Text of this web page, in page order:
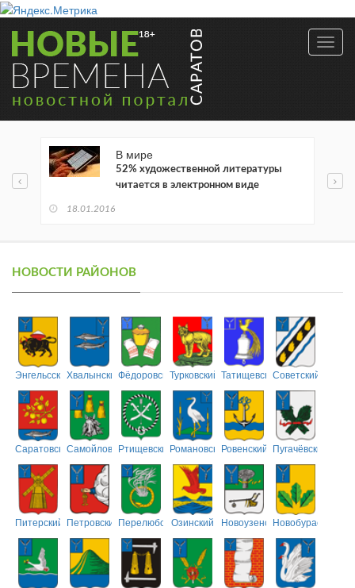
В мире
52% художественной литературы
читается в электронном виде
18.01.2016
НОВОСТИ РАЙОНОВ
ЭнгельсскийХвалынскийФёдоровскийТурковский ТатищевскийСоветский
СаратовскийСамойловскийРтищевскийРомановскийРовенский Пугачёвский
Питерский ПетровскийПерелюбскийОзинский НовоузенскийНовобурасский